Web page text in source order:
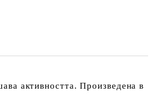
активността. Произведена в